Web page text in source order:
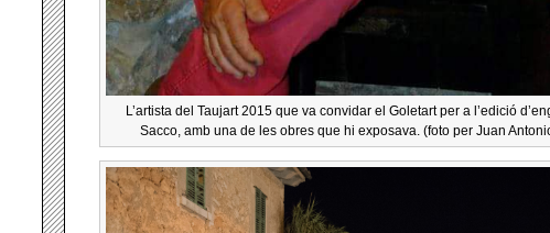
L’artista del Taujart 2015 que va convidar el Goletart per a l’edició
Sacco, amb una de les obres que hi exposava. (foto per Juan